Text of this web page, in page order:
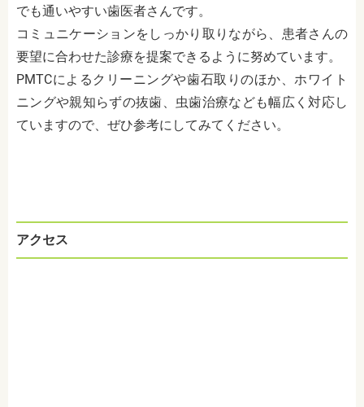
でも通いやすい歯医者さんです。
コミュニケーションをしっかり取りながら、患者さんの
要望に合わせた診療を提案できるように努めています。
PMTCによるクリーニングや歯石取りのほか、ホワイト
ニングや親知らずの抜歯、虫歯治療なども幅広く対応し
ていますので、ぜひ参考にしてみてください。
アクセス